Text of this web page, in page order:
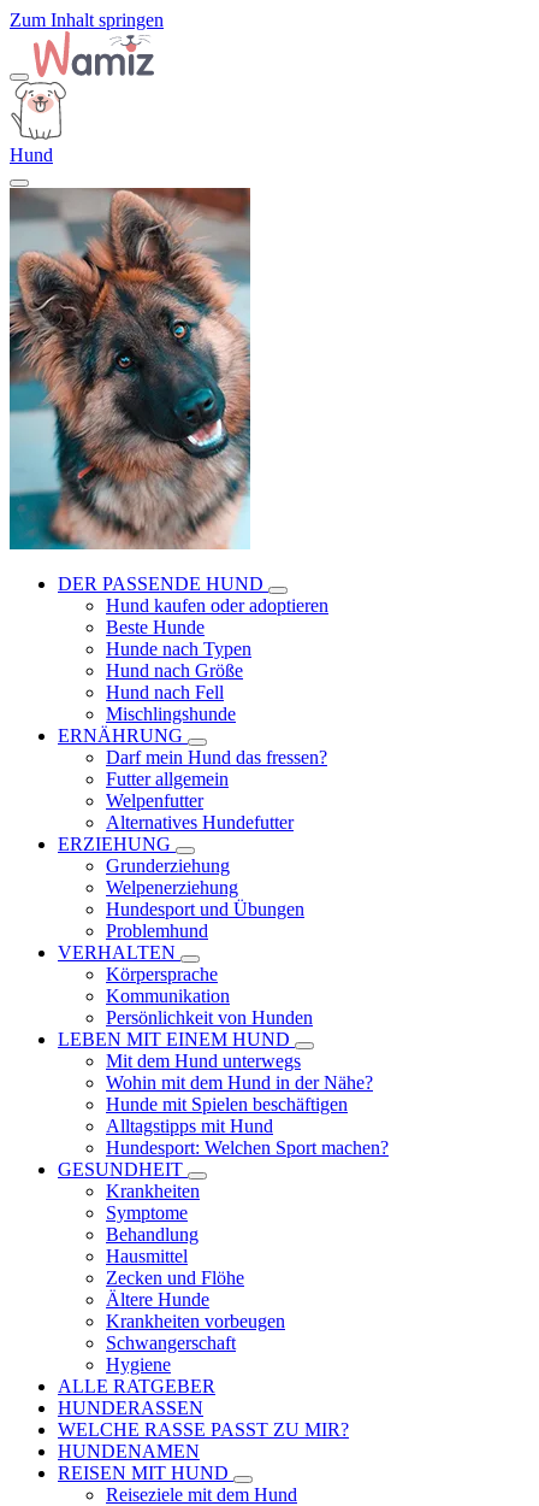
Zum Inhalt springen
Hund
DER PASSENDE HUND
Hund kaufen oder adoptieren
Beste Hunde
Hunde nach Typen
Hund nach Größe
Hund nach Fell
Mischlingshunde
ERNÄHRUNG
Darf mein Hund das fressen?
Futter allgemein
Welpenfutter
Alternatives Hundefutter
ERZIEHUNG
Grunderziehung
Welpenerziehung
Hundesport und Übungen
Problemhund
VERHALTEN
Körpersprache
Kommunikation
Persönlichkeit von Hunden
LEBEN MIT EINEM HUND
Mit dem Hund unterwegs
Wohin mit dem Hund in der Nähe?
Hunde mit Spielen beschäftigen
Alltagstipps mit Hund
Hundesport: Welchen Sport machen?
GESUNDHEIT
Krankheiten
Symptome
Behandlung
Hausmittel
Zecken und Flöhe
Ältere Hunde
Krankheiten vorbeugen
Schwangerschaft
Hygiene
ALLE RATGEBER
HUNDERASSEN
WELCHE RASSE PASST ZU MIR?
HUNDENAMEN
REISEN MIT HUND
Reiseziele mit dem Hund